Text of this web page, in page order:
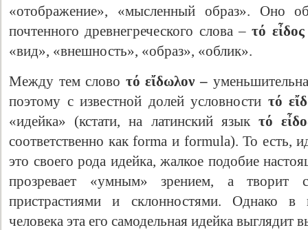
«отображение», «мысленный образ». Оно
почтенного древнегреческого слова –τό εἶδος
«вид», «внешность», «образ», «облик».
Между тем слово τό εἴδωλον –
поэтому с известной долей условности τό
«идейка» (кстати, на латинский язык τό
соответственно как forma и formula). То есть,
это своего рода идейка, жалкое подобие
прозревает «умным» зрением, а творит
пристрастиями и склонностями. Однако в
человека эта его самодельная идейка выглядит